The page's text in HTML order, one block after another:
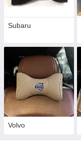
Subaru
Volvo